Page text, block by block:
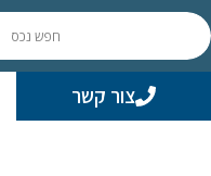
צור קשר